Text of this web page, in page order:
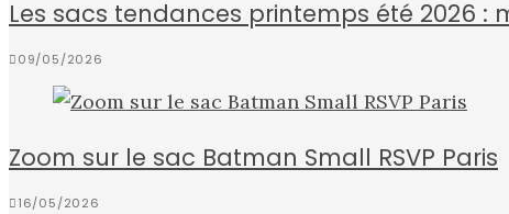
Les sacs tendances printemps été 2026
09/05/2026
Zoom sur le sac Batman Small RSVP Paris
16/05/2026